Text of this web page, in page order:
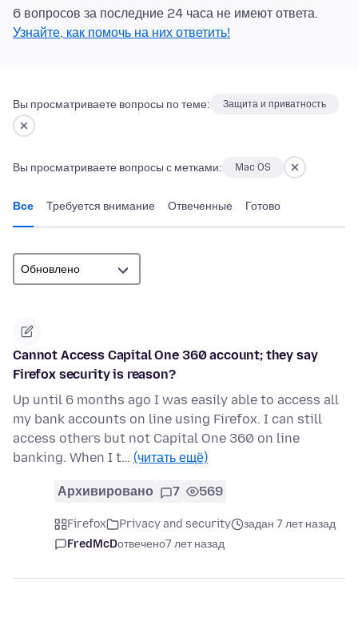
6 вопросов за последние 24 часа не имеют ответа.
Узнайте, как помочь на них ответить!
Вы просматриваете вопросы по теме: Защита и приватность
Вы просматриваете вопросы с метками: Mac OS
Все Требуется внимание Отвеченные Готово
Cannot Access Capital One 360 account; they say
Firefox security is reason?
Up until 6 months ago I was easily able to access all
my bank accounts on line using Firefox. I can still
access others but not Capital One 360 on line
banking. When I t… (читать ещё)
Архивировано 7 569
Firefox Privacy and security
задан 7 лет назад
FredMcDотвечено7 лет назад